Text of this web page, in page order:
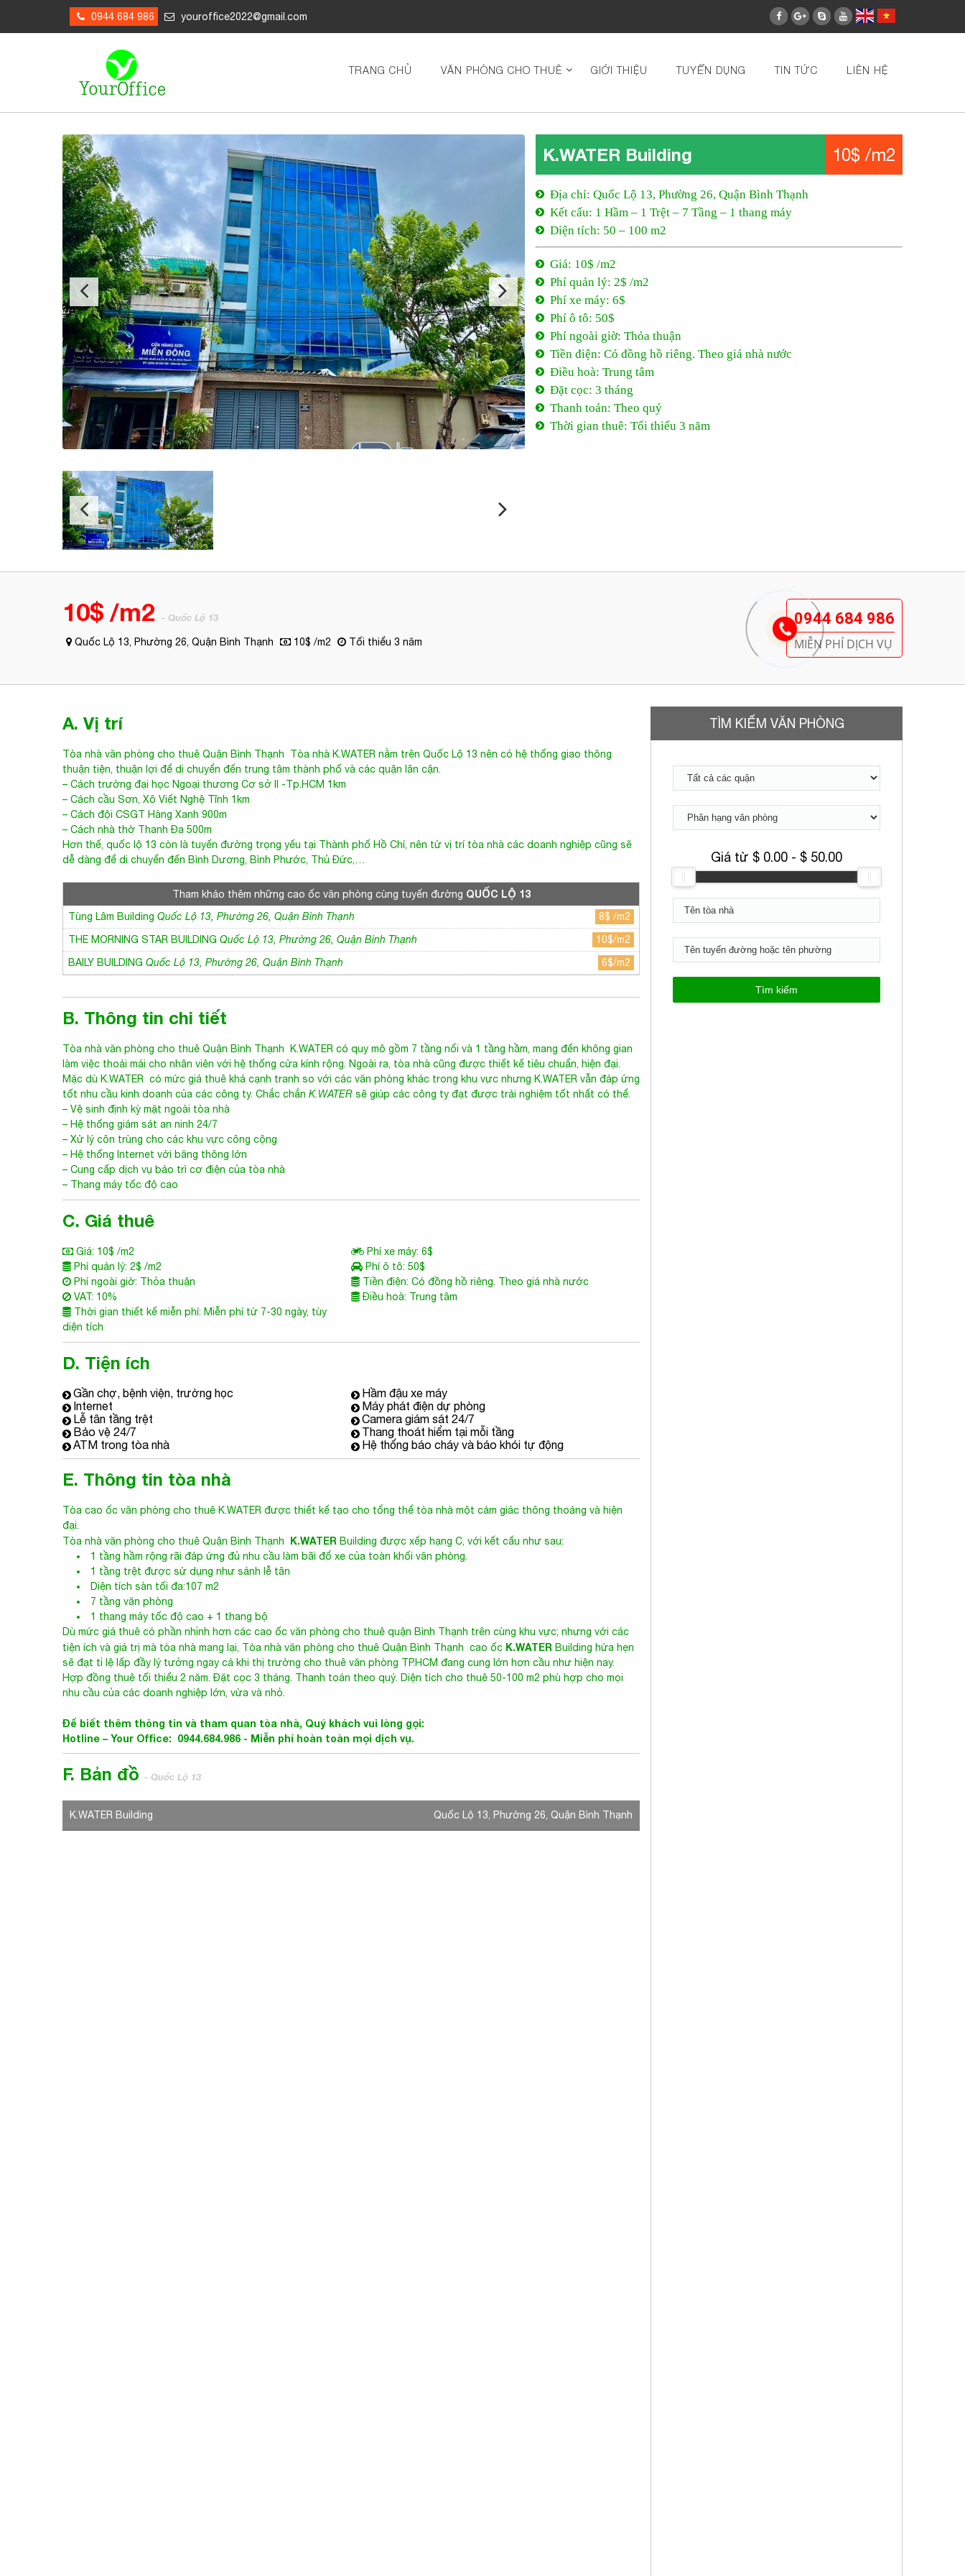
0944 684 986 youroffice2022@gmail.com
TRANG CHỦ VĂN PHÒNG CHO THUÊ GIỚI THIỆU TUYỂN DỤNG TIN TỨC LIÊN HỆ
K.WATER Building 10$ /m2
Địa chỉ: Quốc Lộ 13, Phường 26, Quận Bình Thạnh
Kết cấu: 1 Hầm – 1 Trệt – 7 Tầng – 1 thang máy
Diện tích: 50 – 100 m2
Giá: 10$ /m2
Phí quản lý: 2$ /m2
Phí xe máy: 6$
Phí ô tô: 50$
Phí ngoài giờ: Thỏa thuận
Tiền điện: Có đồng hồ riêng. Theo giá nhà nước
Điều hoà: Trung tâm
Đặt cọc: 3 tháng
Thanh toán: Theo quý
Thời gian thuê: Tối thiểu 3 năm
10$ /m2 - Quốc Lộ 13
Quốc Lộ 13, Phường 26, Quận Bình Thạnh 10$ /m2 Tối thiểu 3 năm
0944 684 986
MIỄN PHÍ DỊCH VỤ
TÌM KIẾM VĂN PHÒNG
Giá từ $ 0.00 - $ 50.00
A. Vị trí
Tòa nhà văn phòng cho thuê Quận Bình Thạnh Tòa nhà K.WATER nằm trên Quốc Lộ 13 nên có hệ thống giao thông
thuận tiện, thuận lợi để di chuyển đến trung tâm thành phố và các quận lân cận.
– Cách trường đại học Ngoại thương Cơ sở II -Tp.HCM 1km
– Cách cầu Sơn, Xô Viết Nghệ Tĩnh 1km
– Cách đội CSGT Hàng Xanh 900m
– Cách nhà thờ Thanh Đa 500m
Hơn thế, quốc lộ 13 còn là tuyến đường trọng yếu tại Thành phố Hồ Chí, nên từ vị trí tòa nhà các doanh nghiệp cũng sẽ
dễ dàng để di chuyển đến Bình Dương, Bình Phước, Thủ Đức,…
Tham khảo thêm những cao ốc văn phòng cùng tuyến đường QUỐC LỘ 13
Tùng Lâm Building Quốc Lộ 13, Phường 26, Quận Bình Thạnh
8$ /m2
THE MORNING STAR BUILDING Quốc Lộ 13, Phường 26, Quận Bình Thạnh
10$/m2
BAILY BUILDING Quốc Lộ 13, Phường 26, Quận Bình Thạnh 6$/m2
B. Thông tin chi tiết
Tòa nhà văn phòng cho thuê Quận Bình Thạnh K.WATER có quy mô gồm 7 tầng nổi và 1 tầng hầm, mang đến không gian
làm việc thoải mái cho nhân viên với hệ thống cửa kính rộng. Ngoài ra, tòa nhà cũng được thiết kế tiêu chuẩn, hiện đại.
Mặc dù K.WATER có mức giá thuê khá cạnh tranh so với các văn phòng khác trong khu vực nhưng K.WATER vẫn đáp ứng
tốt nhu cầu kinh doanh của các công ty. Chắc chắn K.WATER sẽ giúp các công ty đạt được trải nghiệm tốt nhất có thể.
– Vệ sinh định kỳ mặt ngoài tòa nhà
– Hệ thống giám sát an ninh 24/7
– Xử lý côn trùng cho các khu vực công cộng
– Hệ thống Internet với băng thông lớn
– Cung cấp dịch vụ bảo trì cơ điện của tòa nhà
– Thang máy tốc độ cao
C. Giá thuê
Giá: 10$ /m2
Phí xe máy: 6$
Phí quản lý: 2$ /m2
Phí ô tô: 50$
Phí ngoài giờ: Thỏa thuận
Tiền điện: Có đồng hồ riêng. Theo giá nhà nước
VAT: 10%
Điều hoà: Trung tâm
Thời gian thiết kế miễn phí: Miễn phí từ 7-30 ngày, tùy
diện tích
D. Tiện ích
Gần chợ, bệnh viện, trường học
Internet
Lễ tân tầng trệt
Bảo vệ 24/7
ATM trong tòa nhà
Hầm đậu xe máy
Máy phát điện dự phòng
Camera giám sát 24/7
Thang thoát hiểm tại mỗi tầng
Hệ thống báo cháy và báo khói tự động
E. Thông tin tòa nhà
Tòa cao ốc văn phòng cho thuê K.WATER được thiết kế tạo cho tổng thể tòa nhà một cảm giác thông thoáng và hiện
đại.
Tòa nhà văn phòng cho thuê Quận Bình Thạnh
K.WATER Building được xếp hạng C, với kết cấu như sau:
1 tầng hầm rộng rãi đáp ứng đủ nhu cầu làm bãi đổ xe của toàn khối văn phòng.
1 tầng trệt được sử dụng như sảnh lễ tân
Diện tích sàn tối đa:107 m2
7 tầng văn phòng
1 thang máy tốc độ cao + 1 thang bộ
Dù mức giá thuê có phần nhỉnh hơn các cao ốc văn phòng cho thuê quận Bình Thạnh trên cùng khu vực; nhưng với các
tiện ích và giá trị mà tòa nhà mang lại, Tòa nhà văn phòng cho thuê Quận Bình Thạnh cao ốc K.WATER Building hứa hẹn
sẽ đạt tỉ lệ lấp đầy lý tưởng ngay cả khi thị trường cho thuê văn phòng TP.HCM đang cung lớn hơn cầu như hiện nay.
Hợp đồng thuê tối thiểu 2 năm. Đặt cọc 3 tháng. Thanh toán theo quý. Diện tích cho thuê 50-100 m2 phù hợp cho mọi
nhu cầu của các doanh nghiệp lớn, vừa và nhỏ.
Để biết thêm thông tin và tham quan tòa nhà, Quý khách vui lòng gọi:
Hotline – Your Office: 0944.684.986 - Miễn phí hoàn toàn mọi dịch vụ.
F. Bản đồ - Quốc Lộ 13
K.WATER Building Quốc Lộ 13, Phường 26, Quận Bình Thạnh